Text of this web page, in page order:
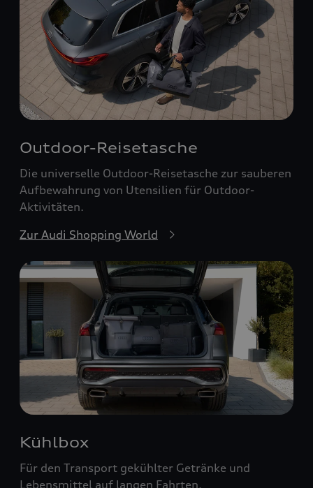
Outdoor-Reisetasche
Die universelle Outdoor-Reisetasche zur sauberen
Aufbewahrung von Utensilien für Outdoor-
Aktivitäten.
Zur Audi Shopping World
Kühlbox
Für den Transport gekühlter Getränke und
Lebensmittel auf langen Fahrten.